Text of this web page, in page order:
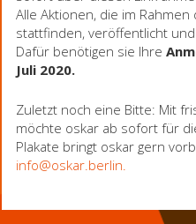
Alle Aktionen, die im Rahmen
stattfinden, veröffentlicht
Dafür benötigen sie Ihre
Juli 2020.
Zuletzt noch eine Bitte: Mit
möchte oskar ab sofort für
Plakate bringt oskar gern
info@oskar.berlin